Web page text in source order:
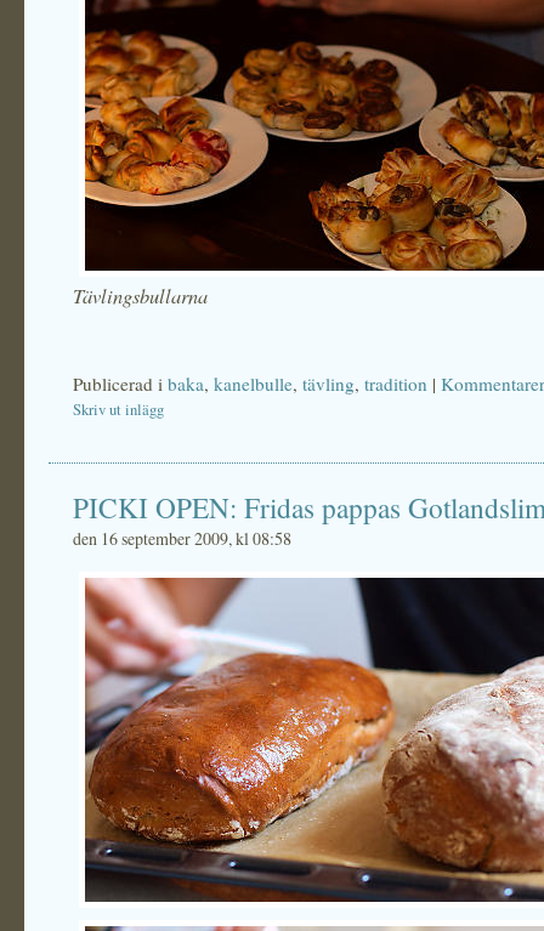
Tävlingsbullarna
Publicerad i baka, kanelbulle, tävling, tradition |
Skriv ut inlägg
PICKI OPEN: Fridas pappas
den 16 september 2009, kl 08:58